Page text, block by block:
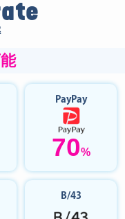
PayPay
70%
B/43